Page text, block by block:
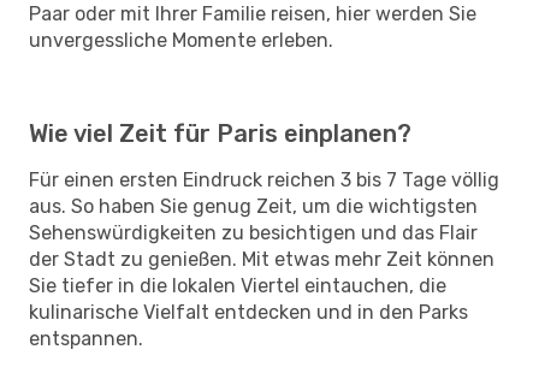
Paar oder mit Ihrer Familie reisen, hier werden Sie
unvergessliche Momente erleben.
Wie viel Zeit für Paris einplanen?
Für einen ersten Eindruck reichen 3 bis 7 Tage völlig
aus. So haben Sie genug Zeit, um die wichtigsten
Sehenswürdigkeiten zu besichtigen und das Flair
der Stadt zu genießen. Mit etwas mehr Zeit können
Sie tiefer in die lokalen Viertel eintauchen, die
kulinarische Vielfalt entdecken und in den Parks
entspannen.